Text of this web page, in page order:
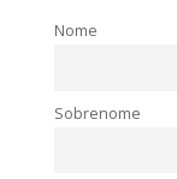
Nome
Sobrenome